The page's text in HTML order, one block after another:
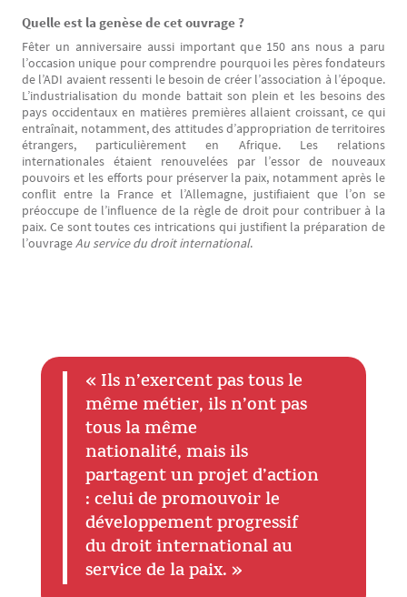
Quelle est la genèse de cet ouvrage ?
Fêter un anniversaire aussi important que 150 ans nous a paru
l’occasion unique pour comprendre pourquoi les pères fondateurs
de l’ADI avaient ressenti le besoin de créer l’association à l’époque.
L’industrialisation du monde battait son plein et les besoins des
pays occidentaux en matières premières allaient croissant, ce qui
entraînait, notamment, des attitudes d’appropriation de territoires
étrangers, particulièrement en Afrique. Les relations
internationales étaient renouvelées par l’essor de nouveaux
pouvoirs et les efforts pour préserver la paix, notamment après le
conflit entre la France et l’Allemagne, justifiaient que l’on se
préoccupe de l’influence de la règle de droit pour contribuer à la
paix. Ce sont toutes ces intrications qui justifient la préparation de
l’ouvrageAu service du droit international.
Texte
« Ils n’exercent pas tous le
même métier, ils n’ont pas
tous la même
nationalité, mais ils
partagent un projet d’action
: celui de promouvoir le
développement progressif
du droit international au
service de la paix. »